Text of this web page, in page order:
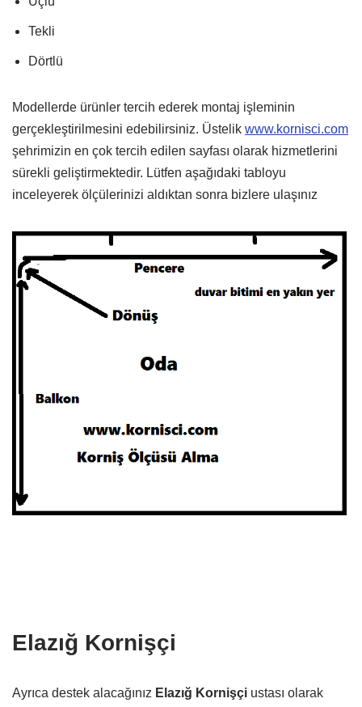
Tekli
Dörtlü
Modellerde ürünler tercih ederek montaj işleminin
gerçekleştirilmesini edebilirsiniz. Üstelik www.kornisci.com
şehrimizin en çok tercih edilen sayfası olarak hizmetlerini
sürekli geliştirmektedir. Lütfen aşağıdaki tabloyu
inceleyerek ölçülerinizi aldıktan sonra bizlere ulaşınız
Elazığ Kornişçi
Ayrıca destek alacağınız Elazığ Kornişçi ustası olarak